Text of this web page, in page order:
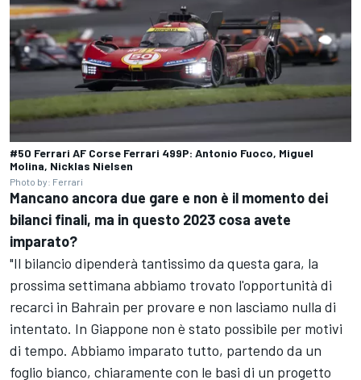
#50 Ferrari AF Corse Ferrari 499P: Antonio Fuoco, Miguel
Molina, Nicklas Nielsen
Photo by: Ferrari
Mancano ancora due gare e non è il momento dei
bilanci finali, ma in questo 2023 cosa avete
imparato?
"Il bilancio dipenderà tantissimo da questa gara, la
prossima settimana abbiamo trovato l'opportunità di
recarci in Bahrain per provare e non lasciamo nulla di
intentato. In Giappone non è stato possibile per motivi
di tempo. Abbiamo imparato tutto, partendo da un
foglio bianco, chiaramente con le basi di un progetto